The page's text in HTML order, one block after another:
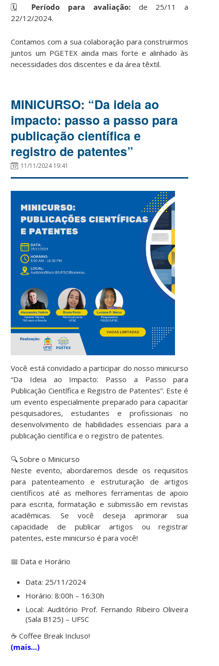
🗓️ Período para avaliação:de 25/11 a
22/12/2024.
Contamos com a sua colaboração para construirmos
juntos um PGETEX ainda mais forte e alinhado às
necessidades dos discentes e da área têxtil.
MINICURSO: “Da ideia ao
impacto: passo a passo para
publicação científica e
registro de patentes”
11/11/2024 19:41
Você está convidado a participar do nosso minicurso
“Da Ideia ao Impacto: Passo a Passo para
Publicação Científica e Registro de Patentes”. Este é
um evento especialmente preparado para capacitar
pesquisadores, estudantes e profissionais no
desenvolvimento de habilidades essenciais para a
publicação científica e o registro de patentes.
🔍 Sobre o Minicurso
Neste evento, abordaremos desde os requisitos
para patenteamento e estruturação de artigos
científicos até as melhores ferramentas de apoio
para escrita, formatação e submissão em revistas
acadêmicas. Se você deseja aprimorar sua
capacidade de publicar artigos ou registrar
patentes, este minicurso é para você!
📅 Data e Horário
Data: 25/11/2024
Horário: 8:00h – 16:30h
Local: Auditório Prof. Fernando Ribeiro Oliveira
(Sala B125) – UFSC
☕ Coffee Break Incluso!
(mais…)